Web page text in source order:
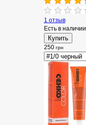
1 отзыв
Есть в наличии
250 грн